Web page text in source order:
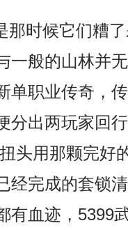
时候它们糟
一般的山林并
单职业传奇，
分出两玩家回
头用那颗完好
经完成的套锁
有血迹，5399